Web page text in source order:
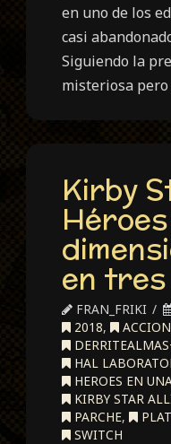
en uno de los
casi
Siguiendo la
misteriosa
Kirby
en
FRAN_FRIKI
2018, ACCION
HAL
HEROES EN
KIRBY STAR
PARCHE,
SWITCH